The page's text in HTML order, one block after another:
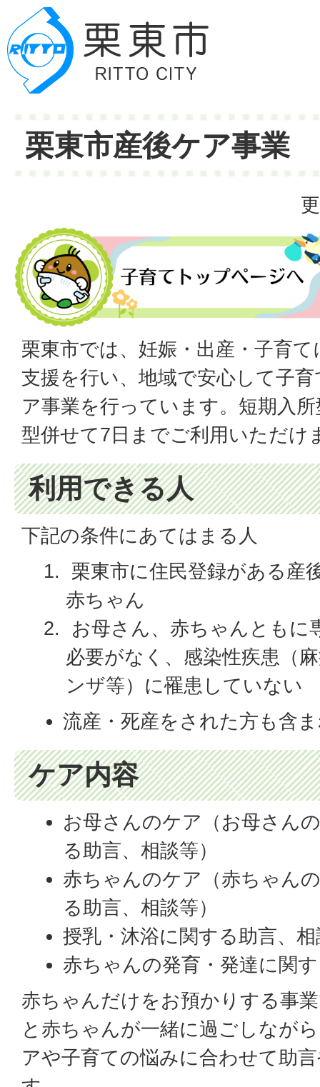
栗東市産後ケア事業
栗東市では、妊娠・出産・子育
支援を行い、地域で安心して子
ア事業を行っています。短期入
型併せて7日までご利用いただけ
利用できる人
下記の条件にあてはまる人
栗東市に住民登録がある産
赤ちゃん
お母さん、赤ちゃんともに
必要がなく、感染性疾患（
ンザ等）に罹患していない
流産・死産をされた方も含
ケア内容
お母さんのケア（お母さん
る助言、相談等）
赤ちゃんのケア（赤ちゃん
る助言、相談等）
授乳・沐浴に関する助言、
赤ちゃんの発育・発達に関
赤ちゃんだけをお預かりする事
と赤ちゃんが一緒に過ごしなが
アや子育ての悩みに合わせて助